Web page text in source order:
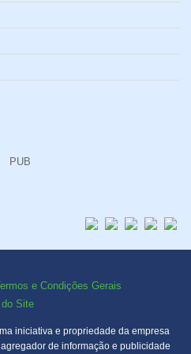
e Condições Gerais
do Site
iniciativa e propriedade da empresa
de informação e publicidade